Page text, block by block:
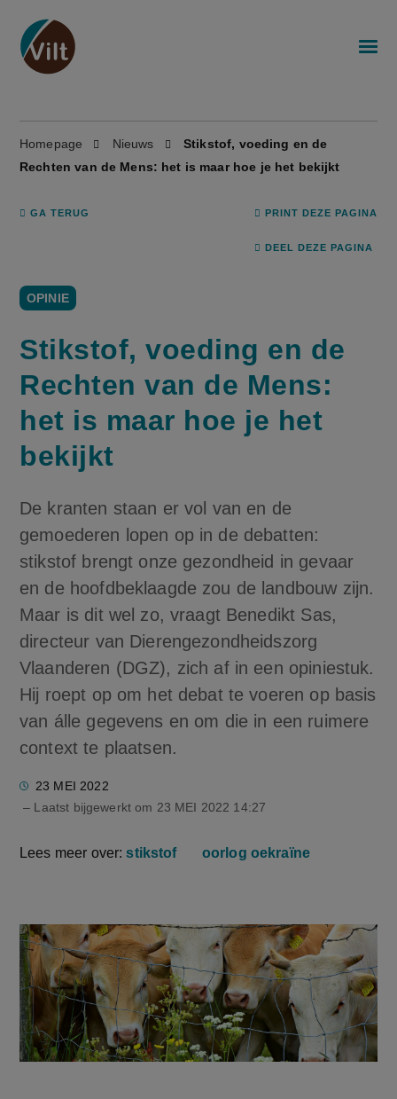
Homepage Nieuws
Stikstof, voeding en de
Rechten van de Mens: het is maar hoe je het bekijkt
GA TERUG PRINT DEZE PAGINA
DEEL DEZE PAGINA
OPINIE
Stikstof, voeding en de
Rechten van de Mens:
het is maar hoe je het
bekijkt
De kranten staan er vol van en de
gemoederen lopen op in de debatten:
stikstof brengt onze gezondheid in gevaar
en de hoofdbeklaagde zou de landbouw zijn.
Maar is dit wel zo, vraagt Benedikt Sas,
directeur van Dierengezondheidszorg
Vlaanderen (DGZ), zich af in een opiniestuk.
Hij roept op om het debat te voeren op basis
van álle gegevens en om die in een ruimere
context te plaatsen.
23 MEI 2022
– Laatst bijgewerkt om 23 MEI 2022 14:27
Lees meer over:stikstof oorlog oekraïne